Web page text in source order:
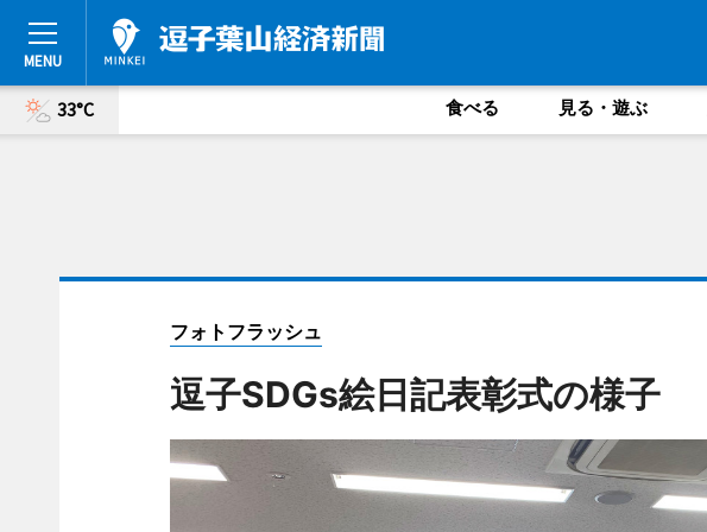
33°C 食べる 見る・遊ぶ
フォトフラッシュ
逗子SDGs絵日記表彰式の様子